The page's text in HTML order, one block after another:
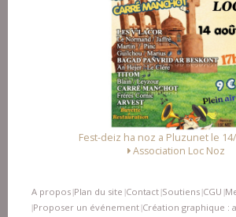
a Pluzunet le 14/08/2026
A propos Plan du site Contact Soutiens CGU
Proposer un événement Création graphique :